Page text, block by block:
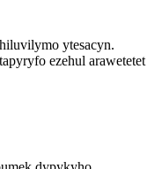
ytesacyn.
ezehul arawetetet